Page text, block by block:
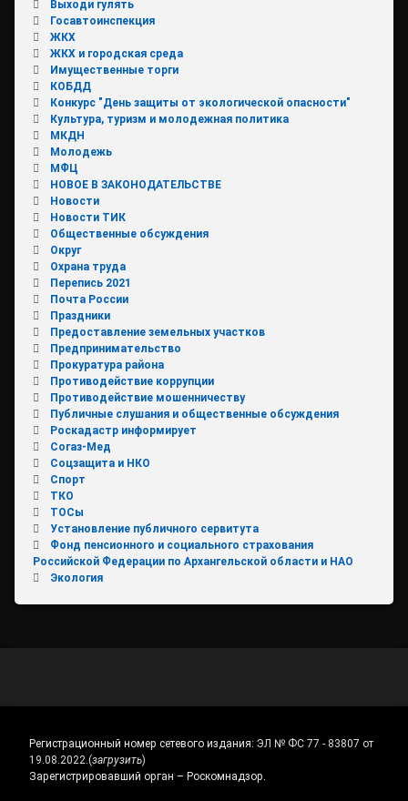
Выходи гулять
Госавтоинспекция
ЖКХ
ЖКХ и городская среда
Имущественные торги
КОБДД
Конкурс "День защиты от экологической опасности"
Культура, туризм и молодежная политика
МКДН
Молодежь
МФЦ
НОВОЕ В ЗАКОНОДАТЕЛЬСТВЕ
Новости
Новости ТИК
Общественные обсуждения
Округ
Охрана труда
Перепись 2021
Почта России
Праздники
Предоставление земельных участков
Предпринимательство
Прокуратура района
Противодействие коррупции
Противодействие мошенничеству
Публичные слушания и общественные обсуждения
Роскадастр информирует
Согаз-Мед
Соцзащита и НКО
Спорт
ТКО
ТОСы
Установление публичного сервитута
Фонд пенсионного и социального страхования
Российской Федерации по Архангельской области и НАО
Экология
Регистрационный номер сетевого издания: ЭЛ № ФС 77 - 83807 от
19.08.2022.(загрузить)
Зарегистрировавший орган – Роскомнадзор.